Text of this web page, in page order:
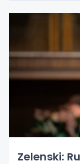
Zelenski: